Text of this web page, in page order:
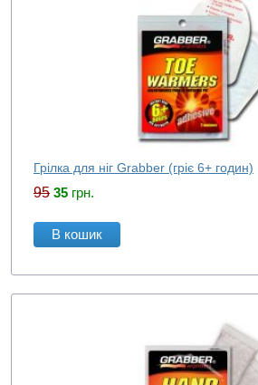
Грілка для ніг Grabber (гріє 6+ годин)
95 35 грн.
В кошик